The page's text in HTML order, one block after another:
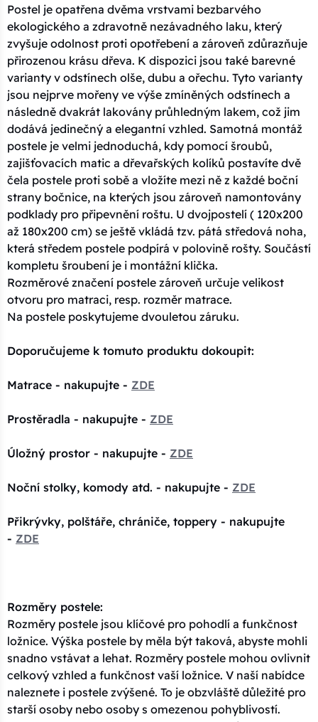
Postel je opatřena dvěma vrstvami bezbarvého
ekologického a zdravotně nezávadného laku, který
zvyšuje odolnost proti opotřebení a zároveň zdůrazňuje
přirozenou krásu dřeva. K dispozici jsou také barevné
varianty v odstínech olše, dubu a ořechu. Tyto varianty
jsou nejprve mořeny ve výše zmíněných odstínech a
následně dvakrát lakovány průhledným lakem, což jim
dodává jedinečný a elegantní vzhled. Samotná montáž
postele je velmi jednoduchá, kdy pomocí šroubů,
zajišťovacích matic a dřevařských kolíků postavíte dvě
čela postele proti sobě a vložíte mezi ně z každé boční
strany bočnice, na kterých jsou zároveň namontovány
podklady pro připevnění roštu. U dvojpostelí ( 120x200
až 180x200 cm) se ještě vkládá tzv. pátá středová noha,
která středem postele podpírá v polovině rošty. Součástí
kompletu šroubení je i montážní klička.
Rozměrové značení postele zároveň určuje velikost
otvoru pro matraci, resp. rozměr matrace.
Na postele poskytujeme dvouletou záruku.
Doporučujeme k tomuto produktu dokoupit:
Matrace - nakupujte - ZDE
Prostěradla - nakupujte - ZDE
Úložný prostor - nakupujte - ZDE
Noční stolky, komody atd. - nakupujte - ZDE
Přikrývky, polštáře, chrániče, toppery - nakupujte
- ZDE
Rozměry postele:
Rozměry postele jsou klíčové pro pohodlí a funkčnost
ložnice. Výška postele by měla být taková, abyste mohli
snadno vstávat a lehat. Rozměry postele mohou ovlivnit
celkový vzhled a funkčnost vaší ložnice. V naší nabídce
naleznete i postele zvýšené. To je obzvláště důležité pro
starší osoby nebo osoby s omezenou pohyblivostí.